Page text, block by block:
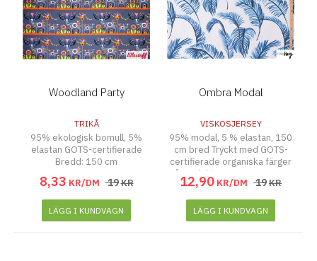
Woodland Party
TRIKÅ
95% ekologisk bomull, 5%
elastan GOTS-certifierade
Bredd: 150 cm
8,33 KR/DM 19KR
LÄGG I KUNDVAGN
Ombra Modal
VISKOSJERSEY
95% modal, 5 % elastan, 150
cm bred Tryckt med GOTS-
certifierade organiska färger
på modal i Hannover. Tvätt 40
Grader
12,90 KR/DM 19KR
LÄGG I KUNDVAGN